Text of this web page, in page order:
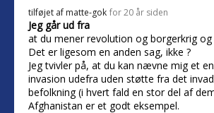
tilføjet af matte-gok for 20 år siden
Jeg går ud fra
at du mener revolution og borgerkrig og
Det er ligesom en anden sag, ikke ?
Jeg tvivler på, at du kan nævne mig et
invasion udefra uden støtte fra det
befolkning (i hvert fald en stor del af
Afghanistan er et godt eksempel.